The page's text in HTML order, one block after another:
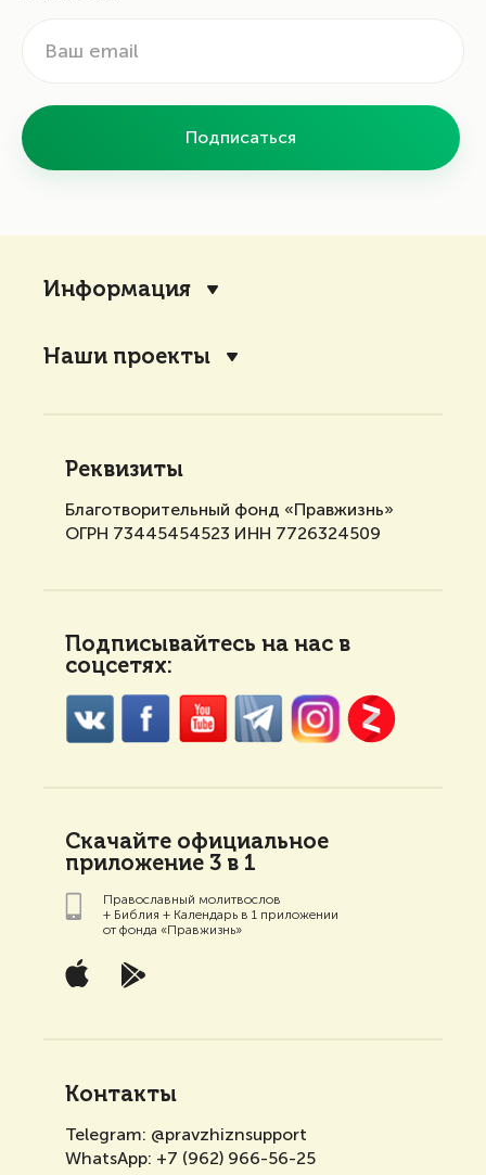
Подписаться
Информация
Наши проекты
Реквизиты
Благотворительный фонд «Правжизнь»
ОГРН 73445454523 ИНН 7726324509
Подписывайтесь на нас в
соцсетях:
Скачайте официальное
приложение 3 в 1
Православный молитвослов
+ Библия + Календарь в 1 приложении
от фонда «Правжизнь»
Контакты
Telegram: @pravzhiznsupport
WhatsApp: +7 (962) 966-56-25